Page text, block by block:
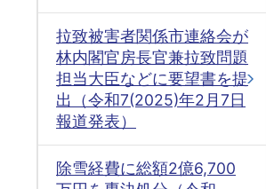
拉致被害者関係市連絡会が
林内閣官房長官兼拉致問題
担当大臣などに要望書を提
出（令和7(2025)年2月7日
報道発表）
除雪経費に総額2億6,700